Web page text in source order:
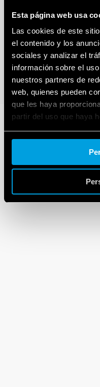
Esta página web usa
Las cookies de este
el contenido y los
sociales y analizar el
información sobre el
nuestros partners de
web, quienes pueden
que les haya
partir del uso que haya
Cookie policy.